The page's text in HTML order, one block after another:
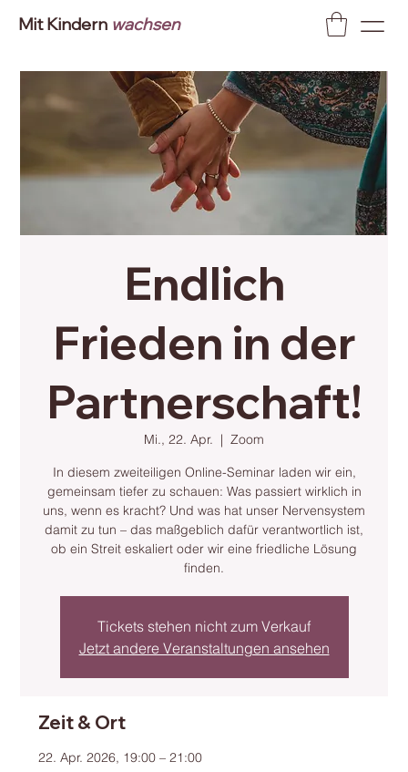
Mit Kindern wachsen
Endlich
Frieden in der
Partnerschaft!
Mi., 22. Apr.
  |
Zoom
In diesem zweiteiligen Online-Seminar laden wir ein,
gemeinsam tiefer zu schauen: Was passiert wirklich in
uns, wenn es kracht? Und was hat unser Nervensystem
damit zu tun – das maßgeblich dafür verantwortlich ist,
ob ein Streit eskaliert oder wir eine friedliche Lösung
finden.
Tickets stehen nicht zum Verkauf
Jetzt andere Veranstaltungen ansehen
Zeit & Ort
22. Apr. 2026, 19:00 – 21:00